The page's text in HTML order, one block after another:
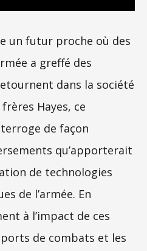
un futur proche où des
a greffé des
dans la société
Hayes, ce
de façon
qu’apporterait
de technologies
de l’armée. En
à l’impact de ces
de combats et les